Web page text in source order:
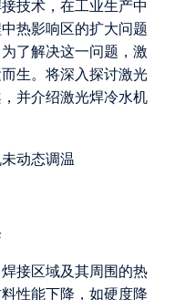
技术，在工业生产中
热影响区的扩大问题
了解决这一问题，激
生。将深入探讨激光
并介绍激光焊冷水机
接区域及其周围的热
性能下降，如硬度降